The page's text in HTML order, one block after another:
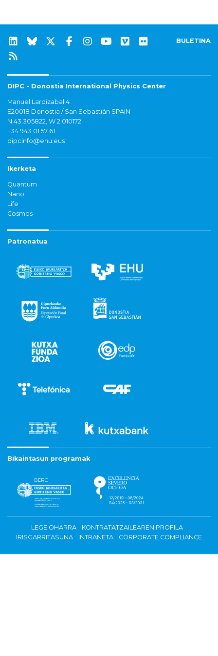
BULETINA
DIPC - Donostia International Physics Center
Manuel Lardizabal 4
E20018 Donostia / San Sebastián SPAIN
N 43.305822, W 2.010172
+34 943 01 57 61
dipcinfo@ehu.eus
Ikerketa
Quantum
Nano
Life
Cosmos
Patronatua
Bikaintasun programak
LEGE OHARRA
KONTRATATZAILEAREN PROFILA
IRISGARRITASUNA
INTRANETA CORPORATE COMPLIANCE